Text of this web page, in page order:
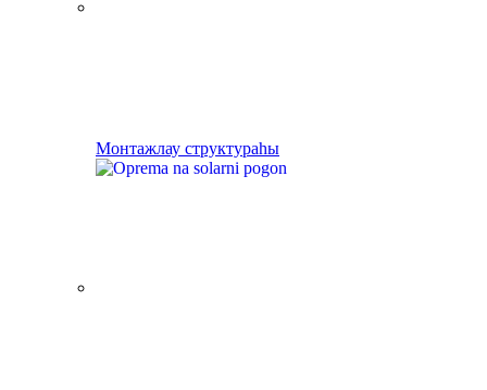
Монтажлау структураһы